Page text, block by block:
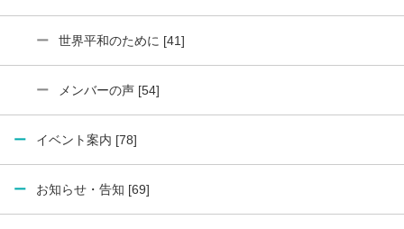
世界平和のために [41]
メンバーの声 [54]
イベント案内 [78]
お知らせ・告知 [69]